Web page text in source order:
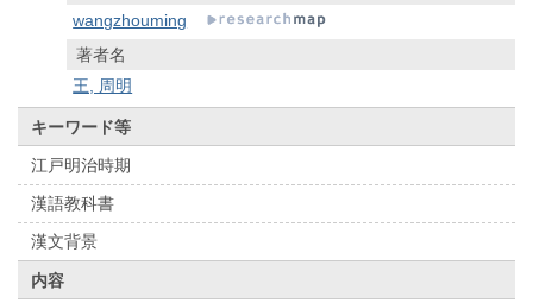
wangzhouming
著者名
王, 周明
キーワード等
江戸明治時期
漢語教科書
漢文背景
内容